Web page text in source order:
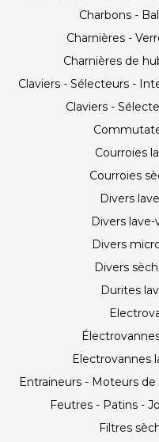
Charbons -
Charnières -
Charnières de
Claviers - Sélecteurs -
Claviers -
Courroies
Courroies
Divers
Divers lave-
Divers
Divers
Durites
Electrovannes
Entraineurs - Moteurs
Feutres - Patins -
Filtres